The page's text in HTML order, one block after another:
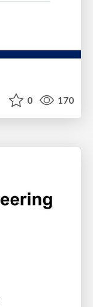
0 170